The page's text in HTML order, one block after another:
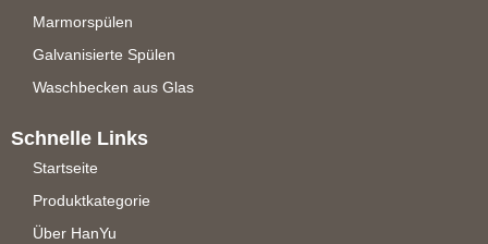
Marmorspülen
Galvanisierte Spülen
Waschbecken aus Glas
Schnelle Links
Startseite
Produktkategorie
Über HanYu